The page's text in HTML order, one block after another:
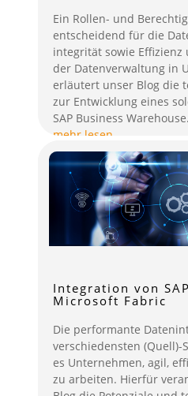
Ein Rollen- und
entscheidend für die
integrität sowie Effizienz
der Datenverwaltung in
erläutert unser Blog die
zur Entwicklung eines
SAP Business Warehouse.
mehr lesen
Integration von
Microsoft Fabric
Die performante
verschiedensten (Quell)-
es Unternehmen, agil,
zu arbeiten. Hierfür